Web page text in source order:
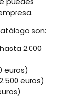
son:
2.000
euros)
euros)